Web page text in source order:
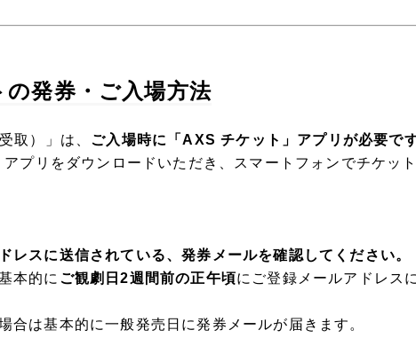
発券・ご入場方法
取）」は、 ご入場時に「AXS チケット」アプリが必要で
プリをダウンロードいただき、スマートフォンでチケッ
スに送信されている、発券メールを確認してください。
本的に ご観劇日2週間前の正午頃にご登録メールアドレス
は基本的に一般発売日に発券メールが届きます。